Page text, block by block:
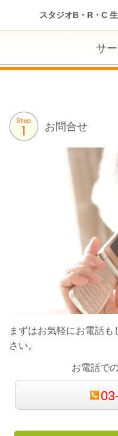
スタジオB・R・C
サ
お問合せ
まずはお気軽にお電話
さい。
お電話で